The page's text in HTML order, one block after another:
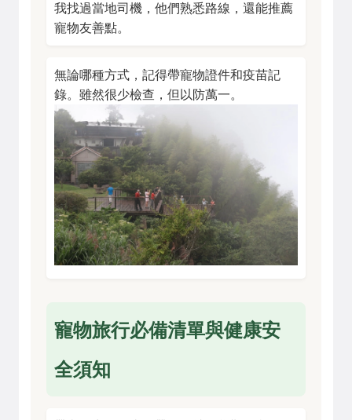
我找過當地司機，他們熟悉路線，還能推薦
寵物友善點。
無論哪種方式，記得帶寵物證件和疫苗記
錄。雖然很少檢查，但以防萬一。
寵物旅行必備清單與健康安
全須知